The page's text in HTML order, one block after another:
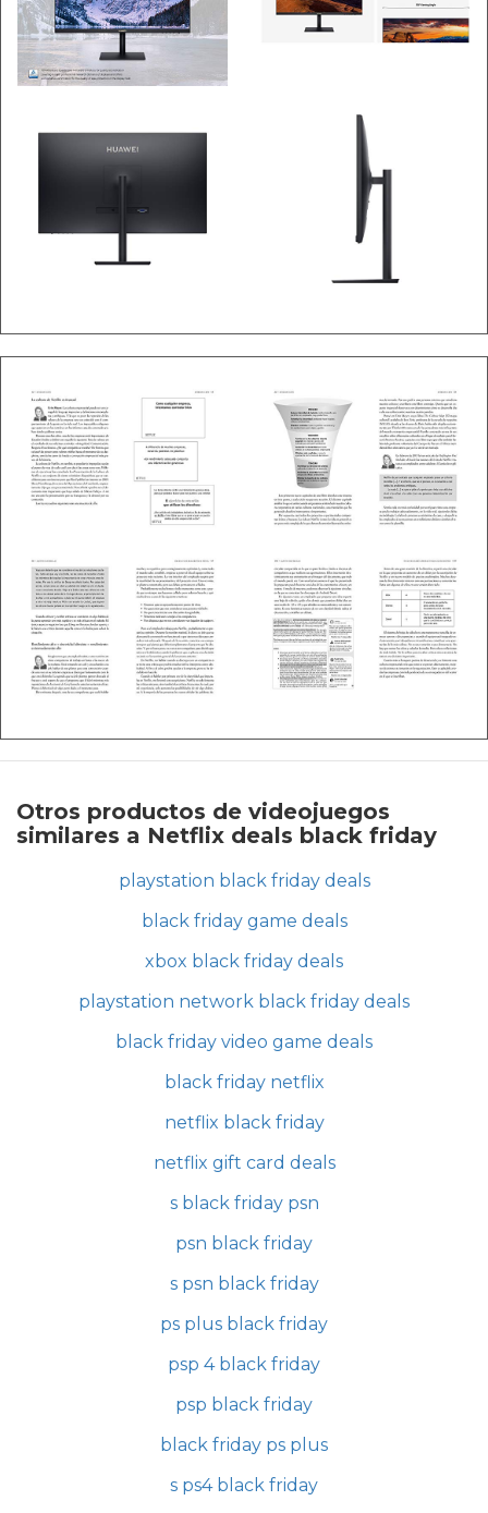
Otros productos de videojuegos
similares a Netflix deals black friday
playstation black friday deals
black friday game deals
xbox black friday deals
playstation network black friday deals
black friday video game deals
black friday netflix
netflix black friday
netflix gift card deals
s black friday psn
psn black friday
s psn black friday
ps plus black friday
psp 4 black friday
psp black friday
black friday ps plus
s ps4 black friday